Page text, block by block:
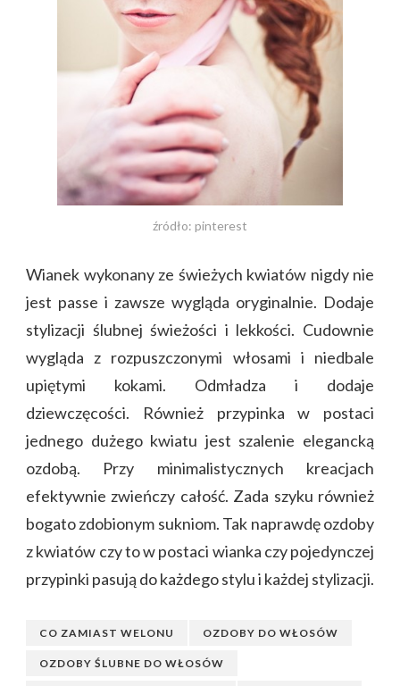
źródło: pinterest
Wianek wykonany ze świeżych kwiatów nigdy nie
jest passe i zawsze wygląda oryginalnie. Dodaje
stylizacji ślubnej świeżości i lekkości. Cudownie
wygląda z rozpuszczonymi włosami i niedbale
upiętymi kokami. Odmładza i dodaje
dziewczęcości. Również przypinka w postaci
jednego dużego kwiatu jest szalenie elegancką
ozdobą. Przy minimalistycznych kreacjach
efektywnie zwieńczy całość. Zada szyku również
bogato zdobionym sukniom. Tak naprawdę ozdoby
z kwiatów czy to w postaci wianka czy pojedynczej
przypinki pasują do każdego stylu i każdej stylizacji.
CO ZAMIAST WELONU OZDOBY DO WŁOSÓW
OZDOBY ŚLUBNE DO WŁOSÓW